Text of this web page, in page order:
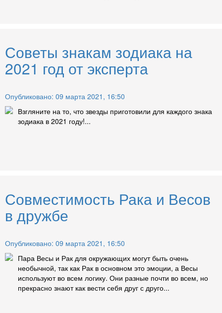
Советы знакам зодиака на
2021 год от эксперта
Опубликовано: 09 марта 2021, 16:50
Взгляните на то, что звезды приготовили для каждого знака
зодиака в 2021 году!...
Совместимость Рака и Весов
в дружбе
Опубликовано: 09 марта 2021, 16:50
Пара Весы и Рак для окружающих могут быть очень
необычной, так как Рак в основном это эмоции, а Весы
используют во всем логику. Они разные почти во всем, но
прекрасно знают как вести себя друг с друго...